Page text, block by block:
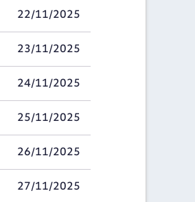
22/11/2025
23/11/2025
24/11/2025
25/11/2025
26/11/2025
27/11/2025